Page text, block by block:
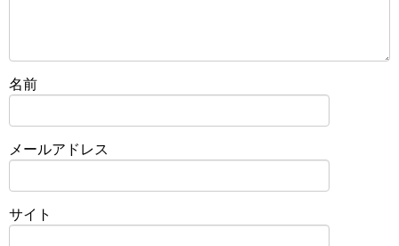
名前
メールアドレス
サイト